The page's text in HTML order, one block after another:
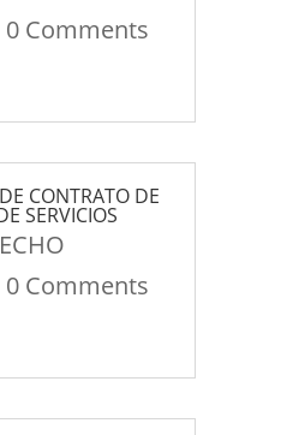
Comments
CONTRATO DE
SERVICIOS
Comments